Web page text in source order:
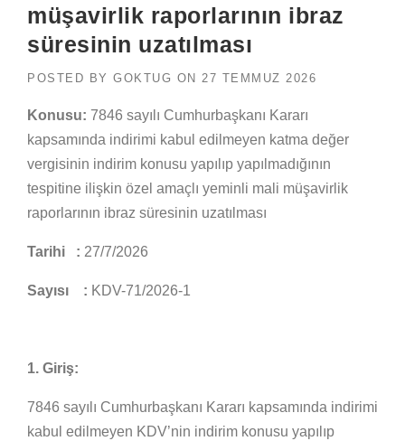
müşavirlik raporlarının ibraz
süresinin uzatılması
POSTED BY GOKTUG ON 27 TEMMUZ 2026
Konusu: 7846 sayılı Cumhurbaşkanı Kararı
kapsamında indirimi kabul edilmeyen katma değer
vergisinin indirim konusu yapılıp yapılmadığının
tespitine ilişkin özel amaçlı yeminli mali müşavirlik
raporlarının ibraz süresinin uzatılması
Tarihi : 27/7/2026
Sayısı : KDV-71/2026-1
1. Giriş:
7846 sayılı Cumhurbaşkanı Kararı kapsamında indirimi
kabul edilmeyen KDV’nin indirim konusu yapılıp